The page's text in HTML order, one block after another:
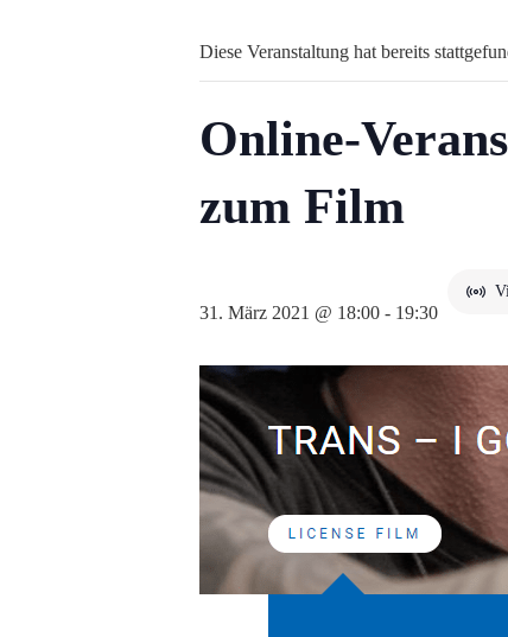
Diese Veranstaltung hat bereits
Online-
zum Film
31. März 2021 @ 18:00 - 19:30